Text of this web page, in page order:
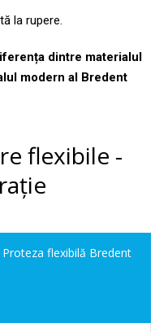
la rupere.
dintre materialul
modern al Bredent
flexibile -
Proteza flexibilă Bredent